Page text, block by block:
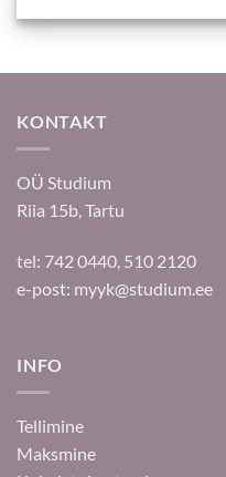
KONTAKT
OÜ Studium
Riia 15b, Tartu
tel: 742 0440, 510 2120
e-post: myyk@studium.ee
INFO
Tellimine
Maksmine